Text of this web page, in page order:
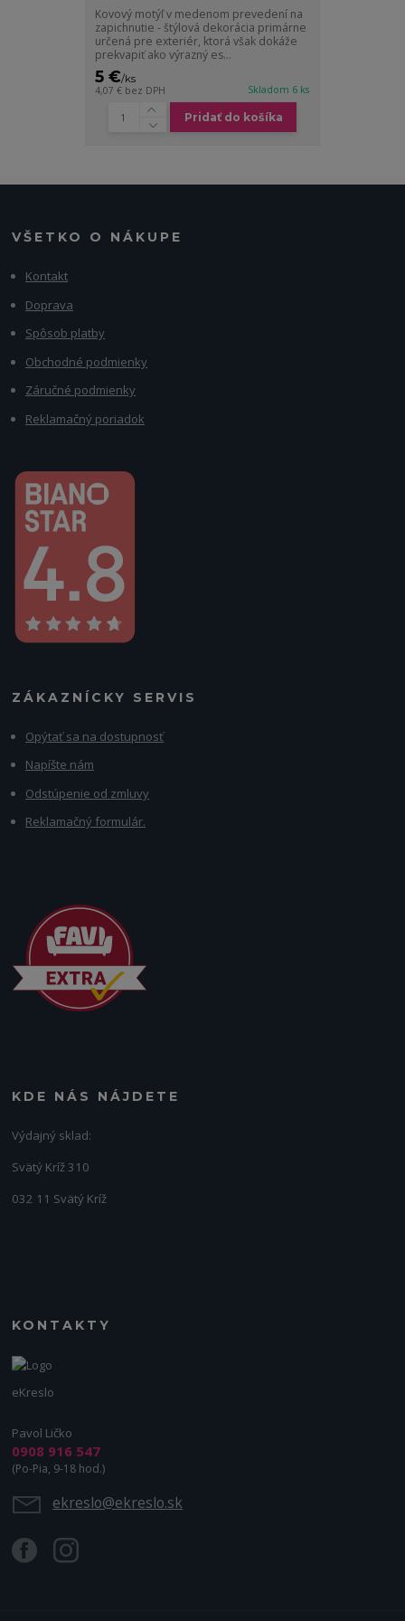
Kovový motýľ v medenom prevedení na
zapichnutie - štýlová dekorácia primárne
určená pre exteriér, ktorá však dokáže
prekvapiť ako výrazný es...
5 €/ks
4,07 € bez DPH Skladom 6 ks
Pridať do košíka
VŠETKO O NÁKUPE
Kontakt
Doprava
Spôsob platby
Obchodné podmienky
Záručné podmienky
Reklamačný poriadok
ZÁKAZNÍCKY SERVIS
Opýtať sa na dostupnosť
Napíšte nám
Odstúpenie od zmluvy
Reklamačný formulár.
KDE NÁS NÁJDETE
Výdajný sklad:
Svätý Kríž 310
032 11 Svätý Kríž
KONTAKTY
eKreslo
Pavol Ličko
0908 916 547
(Po-Pia, 9-18 hod.)
ekreslo@ekreslo.sk